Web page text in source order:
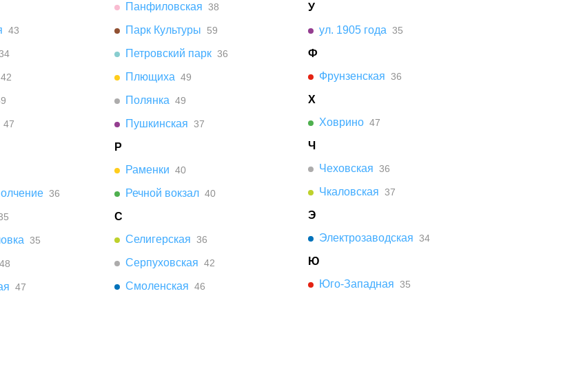
43
42
47
36
35
48
47
Панфиловская 38
Парк Культуры 59
Петровский парк 36
Плющиха 49
Полянка 49
Пушкинская 37
Р
Раменки 40
Речной вокзал 40
С
Селигерская 36
Серпуховская 42
Смоленская 46
У
ул. 1905 года 35
Ф
Фрунзенская 36
Х
Ховрино 47
Ч
Чеховская 36
Чкаловская 37
Э
Электрозаводская 34
Ю
Юго-Западная 35